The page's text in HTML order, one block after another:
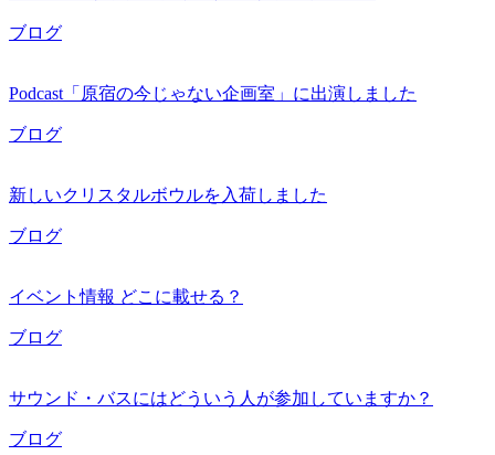
ブログ
Podcast「原宿の今じゃない企画室」に出演しました
ブログ
新しいクリスタルボウルを入荷しました
ブログ
イベント情報 どこに載せる？
ブログ
サウンド・バスにはどういう人が参加していますか？
ブログ